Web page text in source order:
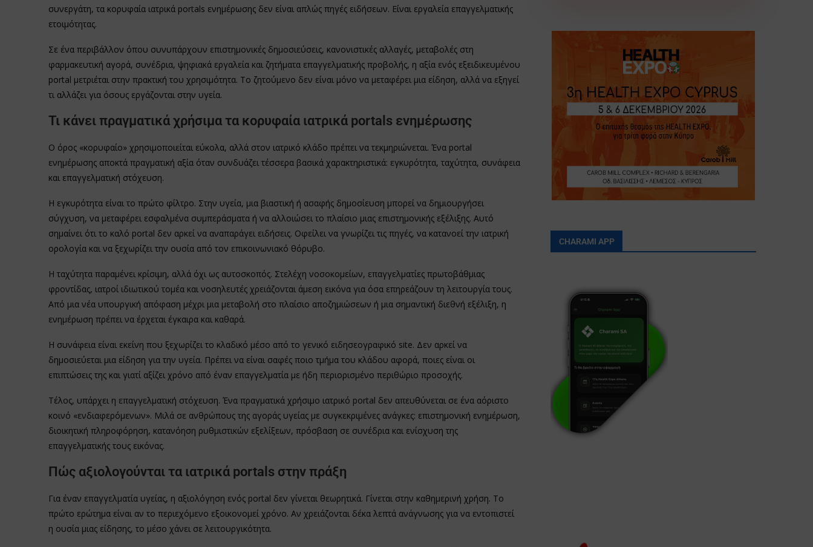
συνεργάτη, τα κορυφαία ιατρικά portals ενημέρωσης δεν είναι απλώς πηγές ειδήσεων. Είναι εργαλεία επαγγελματικής
ετοιμότητας.
Σε ένα περιβάλλον όπου συνυπάρχουν επιστημονικές δημοσιεύσεις, κανονιστικές αλλαγές, μεταβολές στη
φαρμακευτική αγορά, συνέδρια, ψηφιακά εργαλεία και ζητήματα επαγγελματικής προβολής, η αξία ενός εξειδικευμένου
portal μετριέται στην πρακτική του χρησιμότητα. Το ζητούμενο δεν είναι μόνο να μεταφέρει μια είδηση, αλλά να εξηγεί
τι αλλάζει για όσους εργάζονται στην υγεία.
Τι κάνει πραγματικά χρήσιμα τα κορυφαία ιατρικά portals ενημέρωσης
Ο όρος «κορυφαίο» χρησιμοποιείται εύκολα, αλλά στον ιατρικό κλάδο πρέπει να τεκμηριώνεται. Ένα portal
ενημέρωσης αποκτά πραγματική αξία όταν συνδυάζει τέσσερα βασικά χαρακτηριστικά: εγκυρότητα, ταχύτητα, συνάφεια
και επαγγελματική στόχευση.
Η εγκυρότητα είναι το πρώτο φίλτρο. Στην υγεία, μια βιαστική ή ασαφής δημοσίευση μπορεί να δημιουργήσει
σύγχυση, να μεταφέρει εσφαλμένα συμπεράσματα ή να αλλοιώσει το πλαίσιο μιας επιστημονικής εξέλιξης. Αυτό
σημαίνει ότι το καλό portal δεν αρκεί να αναπαράγει ειδήσεις. Οφείλει να γνωρίζει τις πηγές, να κατανοεί την ιατρική
ορολογία και να ξεχωρίζει την ουσία από τον επικοινωνιακό θόρυβο.
Η ταχύτητα παραμένει κρίσιμη, αλλά όχι ως αυτοσκοπός. Στελέχη νοσοκομείων, επαγγελματίες πρωτοβάθμιας
φροντίδας, ιατροί ιδιωτικού τομέα και νοσηλευτές χρειάζονται άμεση εικόνα για όσα επηρεάζουν τη λειτουργία τους.
Από μια νέα υπουργική απόφαση μέχρι μια μεταβολή στο πλαίσιο αποζημιώσεων ή μια σημαντική διεθνή εξέλιξη, η
ενημέρωση πρέπει να έρχεται έγκαιρα και καθαρά.
Η συνάφεια είναι εκείνη που ξεχωρίζει το κλαδικό μέσο από το γενικό ειδησεογραφικό site. Δεν αρκεί να
δημοσιεύεται μια είδηση για την υγεία. Πρέπει να είναι σαφές ποιο τμήμα του κλάδου αφορά, ποιες είναι οι
επιπτώσεις της και γιατί αξίζει χρόνο από έναν επαγγελματία με ήδη περιορισμένο περιθώριο προσοχής.
Τέλος, υπάρχει η επαγγελματική στόχευση. Ένα πραγματικά χρήσιμο ιατρικό portal δεν απευθύνεται σε ένα αόριστο
κοινό «ενδιαφερόμενων». Μιλά σε ανθρώπους της αγοράς υγείας με συγκεκριμένες ανάγκες: επιστημονική ενημέρωση,
διοικητική πληροφόρηση, κατανόηση ρυθμιστικών εξελίξεων, πρόσβαση σε συνέδρια και ενίσχυση της
επαγγελματικής τους εικόνας.
Πώς αξιολογούνται τα ιατρικά portals στην πράξη
Για έναν επαγγελματία υγείας, η αξιολόγηση ενός portal δεν γίνεται θεωρητικά. Γίνεται στην καθημερινή χρήση. Το
πρώτο ερώτημα είναι αν το περιεχόμενο εξοικονομεί χρόνο. Αν χρειάζονται δέκα λεπτά ανάγνωσης για να εντοπιστεί
η ουσία μιας είδησης, το μέσο χάνει σε λειτουργικότητα.
CHARAMI APP